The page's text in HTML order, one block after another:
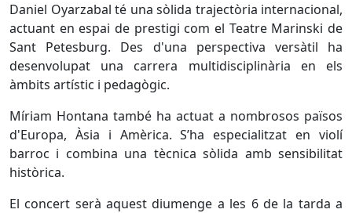
Daniel Oyarzabal té una sòlida trajectòria internacional,
actuant en espai de prestigi com el Teatre Marinski de
Sant Petesburg. Des d'una perspectiva versàtil ha
desenvolupat una carrera multidisciplinària en els
àmbits artístic i pedagògic.
Míriam Hontana també ha actuat a nombrosos països
d'Europa, Àsia i Amèrica. S’ha especialitzat en violí
barroc i combina una tècnica sòlida amb sensibilitat
històrica.
El concert serà aquest diumenge a les 6 de la tarda a